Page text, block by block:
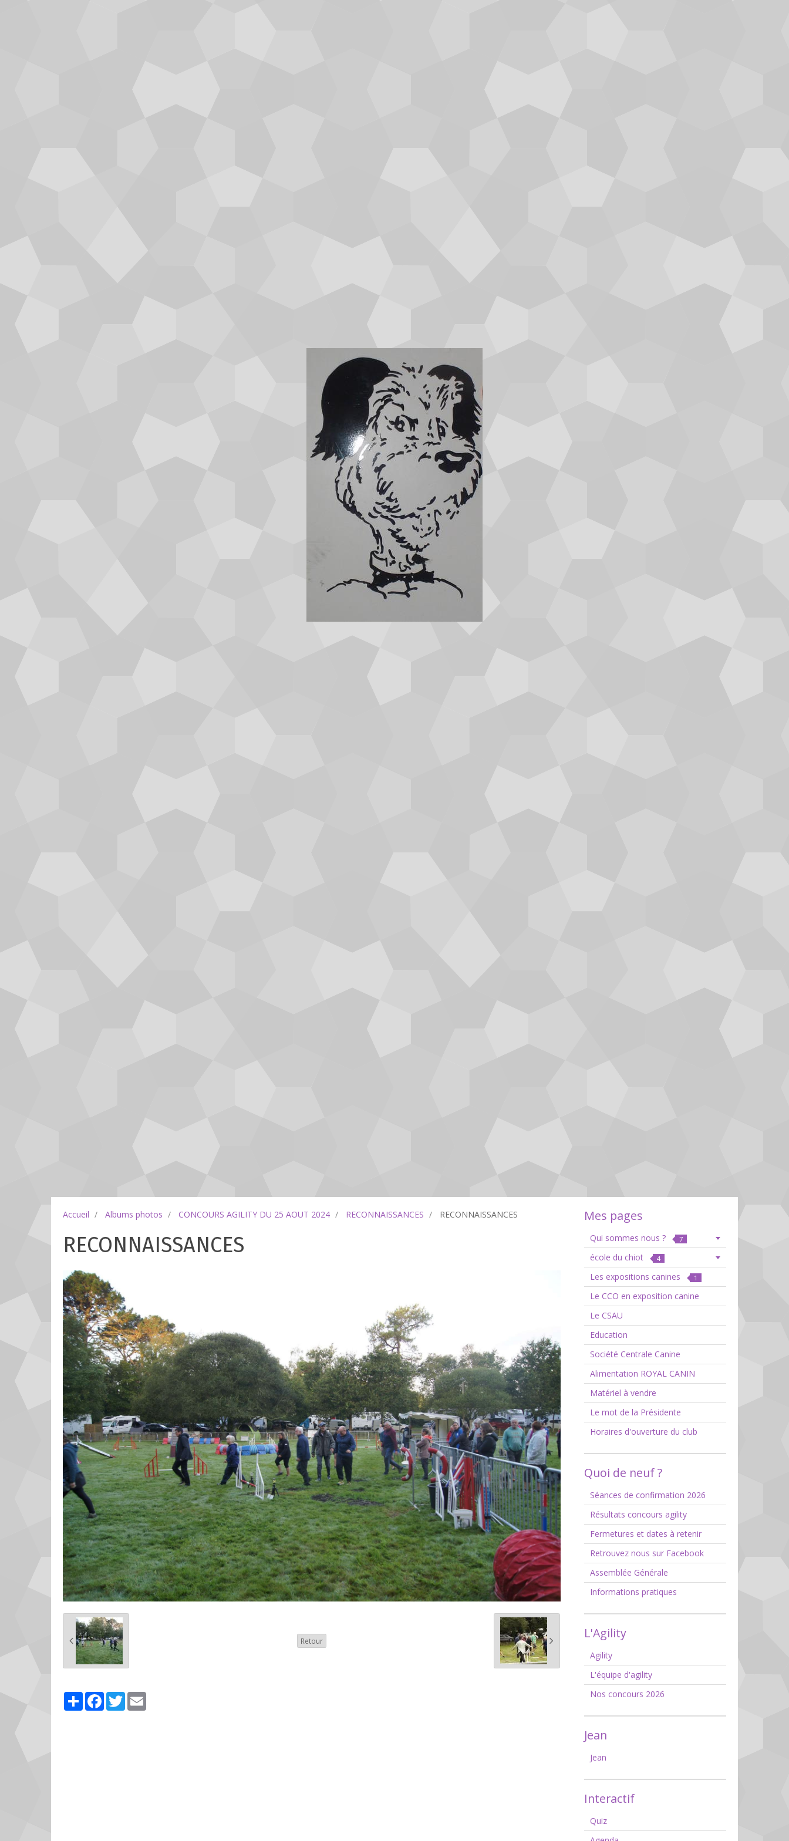
Accueil Albums photos CONCOURS AGILITY DU 25 AOUT 2024 RECONNAISSANCES RECONNAISSANCES
RECONNAISSANCES
Retour
PartagerFacebook
Twitter
Mes pages
Qui sommes nous ? 7
école du chiot 4
Les expositions canines 1
Le CCO en exposition canine
Le CSAU
Education
Société Centrale Canine
Alimentation ROYAL CANIN
Matériel à vendre
Le mot de la Présidente
Horaires d'ouverture du club
Quoi de neuf ?
Séances de confirmation 2026
Résultats concours agility
Fermetures et dates à retenir
Retrouvez nous sur Facebook
Assemblée Générale
Informations pratiques
L'Agility
Agility
L'équipe d'agility
Nos concours 2026
Jean
Jean
Interactif
Quiz